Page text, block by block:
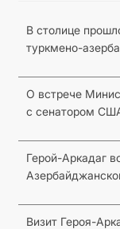
В столице
туркмено-
О встрече
с сенатором
Герой-Аркадаг
Визит Героя-